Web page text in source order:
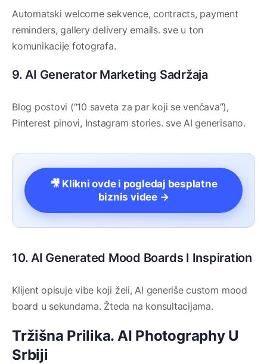
Automatski welcome sekvence, contracts, payment
reminders, gallery delivery emails. sve u ton
komunikacije fotografa.
9. AI Generator Marketing Sadržaja
Blog postovi (“10 saveta za par koji se venčava”),
Pinterest pinovi, Instagram stories. sve AI generisano.
🎥 Klikni ovde i pogledaj besplatne
biznis videe →
10. AI Generated Mood Boards I Inspiration
Klijent opisuje vibe koji želi, AI generiše custom mood
board u sekundama. Žteda na konsultacijama.
Tržišna Prilika. AI Photography U
Srbiji